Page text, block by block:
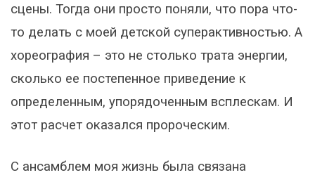
сцены. Тогда они просто поняли, что пора что-
то делать с моей детской суперактивностью. А
хореография – это не столько трата энергии,
сколько ее постепенное приведение к
определенным, упорядоченным всплескам. И
этот расчет оказался пророческим.
С ансамблем моя жизнь была связана